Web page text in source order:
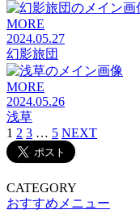
MORE
2024.05.27
幻影旅団
MORE
2024.05.26
浅草
1 2 3 … 5 NEXT
CATEGORY
おすすめメニュー